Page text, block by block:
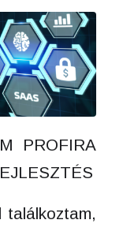
PROFIRA
találkoztam,